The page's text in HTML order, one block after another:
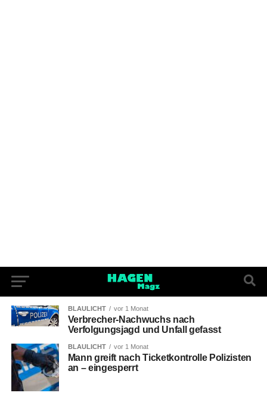
BLAULICHT vor 1 Monat
Verbrecher-Nachwuchs nach
Verfolgungsjagd und Unfall gefasst
BLAULICHT vor 1 Monat
Mann greift nach Ticketkontrolle Polizisten
an – eingesperrt